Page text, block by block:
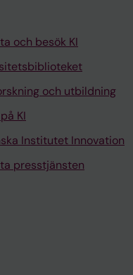
och besök KI
och utbildning
KI
Institutet Innovation
presstjänsten